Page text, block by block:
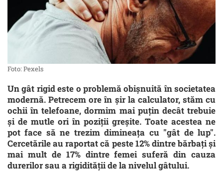
Foto: Pexels
Un gât rigid este o problemă obişnuită în societatea
modernă. Petrecem ore în şir la calculator, stăm cu
ochii în telefoane, dormim mai puţin decât trebuie
şi de mutle ori în poziţii greşite. Toate acestea ne
pot face să ne trezim dimineaţa cu "gât de lup".
Cercetările au raportat că peste 12% dintre bărbaţi şi
mai mult de 17% dintre femei suferă din cauza
durerilor sau a rigidităţii de la nivelul gâtului.